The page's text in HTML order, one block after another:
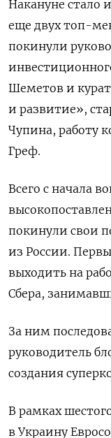
Накануне стало
еще двух топ-
покинули
Шеметов и
и развитие»,
Чупина, работу
Греф.
Всего с начала
покинули свои
из России.
выходить на
Сбера,
За ним
руководитель
создания
В рамках
в Украину